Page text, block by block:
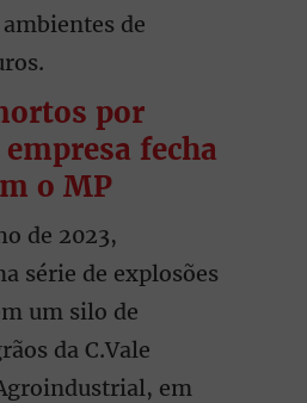
de
por
fecha
o MP
de 2023,
série de explosões
um silo de
da C.Vale
em